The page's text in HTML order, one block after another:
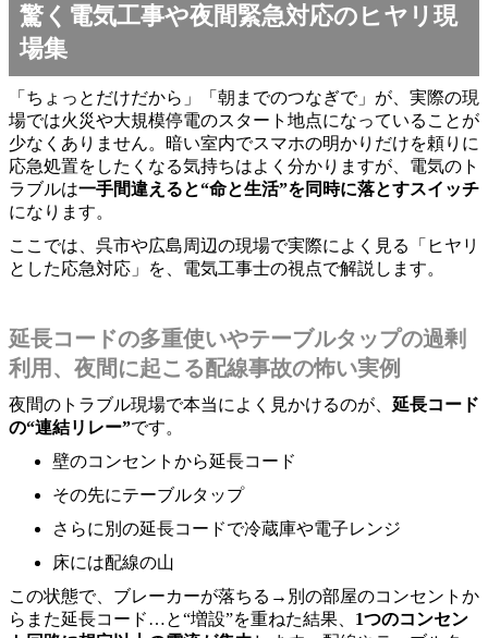
驚く電気工事や夜間緊急対応のヒヤリ現
場集
「ちょっとだけだから」「朝までのつなぎで」が、実際の現
場では火災や大規模停電のスタート地点になっていることが
少なくありません。暗い室内でスマホの明かりだけを頼りに
応急処置をしたくなる気持ちはよく分かりますが、電気のト
ラブルは一手間違えると“命と生活”を同時に落とすスイッチ
になります。
ここでは、呉市や広島周辺の現場で実際によく見る「ヒヤリ
とした応急対応」を、電気工事士の視点で解説します。
延長コードの多重使いやテーブルタップの過剰
利用、夜間に起こる配線事故の怖い実例
夜間のトラブル現場で本当によく見かけるのが、 延長コード
の“連結リレー”です。
壁のコンセントから延長コード
その先にテーブルタップ
さらに別の延長コードで冷蔵庫や電子レンジ
床には配線の山
この状態で、ブレーカーが落ちる→別の部屋のコンセントか
らまた延長コード…と“増設”を重ねた結果、 1つのコンセン